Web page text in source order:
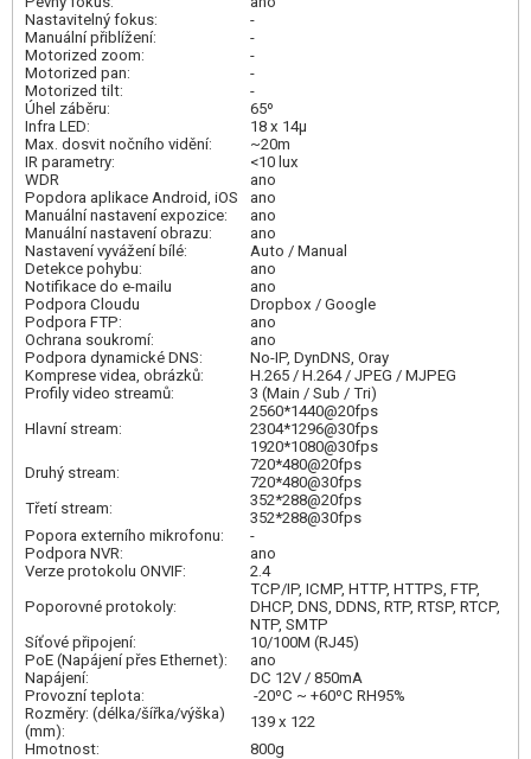
Nastavitelný fokus:
-
Manuální přiblížení:
-
Motorized zoom:
-
Motorized pan:
-
Motorized tilt:
-
Úhel záběru:
65º
Infra LED:
18 x 14µ
Max. dosvit nočního vidění:
~20m
IR parametry:
<10 lux
WDR
ano
Popdora aplikace Android, iOS
ano
Manuální nastavení expozice:
ano
Manuální nastavení obrazu:
ano
Nastavení vyvážení bílé:
Auto / Manual
Detekce pohybu:
ano
Notifikace do e-mailu
ano
Podpora Cloudu
Dropbox / Google
Podpora FTP:
ano
Ochrana soukromí:
ano
Podpora dynamické DNS:
No-IP, DynDNS, Oray
Komprese videa, obrázků:
H.265 / H.264 / JPEG / MJPEG
Profily video streamů:
3 (Main / Sub / Tri)
Hlavní stream:
2560*1440@20fps
2304*1296@30fps
1920*1080@30fps
Druhý stream:
720*480@20fps
720*480@30fps
Třetí stream:
352*288@20fps
352*288@30fps
Popora externího mikrofonu:
-
Podpora NVR:
ano
Verze protokolu ONVIF:
2.4
Poporovné protokoly:
TCP/IP, ICMP, HTTP, HTTPS, FTP,
DHCP, DNS, DDNS, RTP, RTSP, RTCP,
NTP, SMTP
Síťové připojení:
10/100M (RJ45)
PoE (Napájení přes Ethernet):
ano
Napájení:
DC 12V / 850mA
Provozní teplota:
-20ºC ~ +60ºC RH95%
Rozměry: (délka/šířka/výška)
(mm):
139 x 122
Hmotnost:
800g